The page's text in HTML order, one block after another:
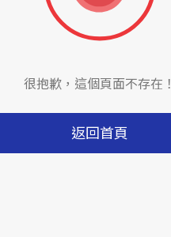
很抱歉，這個頁面不存在！
返回首頁